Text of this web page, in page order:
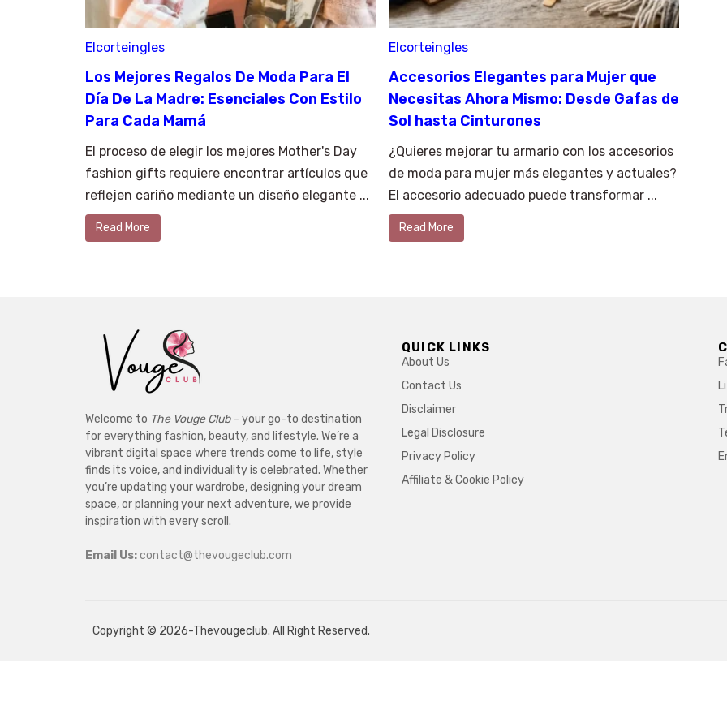
Elcorteingles
Los Mejores Regalos De Moda Para El
Día De La Madre: Esenciales Con Estilo
Para Cada Mamá
El proceso de elegir los mejores Mother's Day
fashion gifts requiere encontrar artículos que
reflejen cariño mediante un diseño elegante ...
Read More
Elcorteingles
Accesorios Elegantes para Mujer que
Necesitas Ahora Mismo: Desde Gafas de
Sol hasta Cinturones
¿Quieres mejorar tu armario con los accesorios
de moda para mujer más elegantes y actuales?
El accesorio adecuado puede transformar ...
Read More
Welcome to The Vouge Club– your go-to destination
for everything fashion, beauty, and lifestyle. We’re a
vibrant digital space where trends come to life, style
finds its voice, and individuality is celebrated. Whether
you’re updating your wardrobe, designing your dream
space, or planning your next adventure, we provide
inspiration with every scroll.
Email Us:contact@thevougeclub.com
QUICK LINKS
About Us
Contact Us
Disclaimer
Legal Disclosure
Privacy Policy
Affiliate & Cookie Policy
Copyright © 2026-Thevougeclub. All Right Reserved.